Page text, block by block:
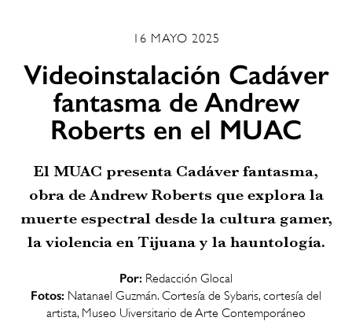
16 MAYO 2025
Videoinstalación Cadáver
fantasma de Andrew
Roberts en el MUAC
El MUAC presenta Cadáver fantasma,
obra de Andrew Roberts que explora la
muerte espectral desde la cultura gamer,
la violencia en Tijuana y la hauntología.
Por: Redacción Glocal
Fotos: Natanael Guzmán. Cortesía de Sybaris, cortesía del
artista, Museo Uiversitario de Arte Contemporáneo